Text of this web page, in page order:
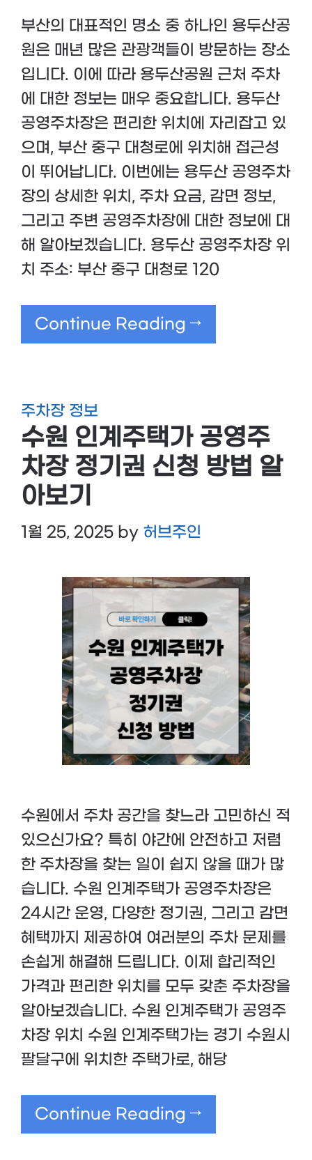
부산의 대표적인 명소 중 하나인 용두산공
원은 매년 많은 관광객들이 방문하는 장소
입니다. 이에 따라 용두산공원 근처 주차
에 대한 정보는 매우 중요합니다. 용두산
공영주차장은 편리한 위치에 자리잡고 있
으며, 부산 중구 대청로에 위치해 접근성
이 뛰어납니다. 이번에는 용두산 공영주차
장의 상세한 위치, 주차 요금, 감면 정보,
그리고 주변 공영주차장에 대한 정보에 대
해 알아보겠습니다. 용두산 공영주차장 위
치 주소: 부산 중구 대청로 120
Continue Reading →
주차장 정보
수원 인계주택가 공영주
차장 정기권 신청 방법 알
아보기
1월 25, 2025 by 허브주인
수원에서 주차 공간을 찾느라 고민하신 적
있으신가요? 특히 야간에 안전하고 저렴
한 주차장을 찾는 일이 쉽지 않을 때가 많
습니다. 수원 인계주택가 공영주차장은
24시간 운영, 다양한 정기권, 그리고 감면
혜택까지 제공하여 여러분의 주차 문제를
손쉽게 해결해 드립니다. 이제 합리적인
가격과 편리한 위치를 모두 갖춘 주차장을
알아보겠습니다. 수원 인계주택가 공영주
차장 위치 수원 인계주택가는 경기 수원시
팔달구에 위치한 주택가로, 해당
Continue Reading →